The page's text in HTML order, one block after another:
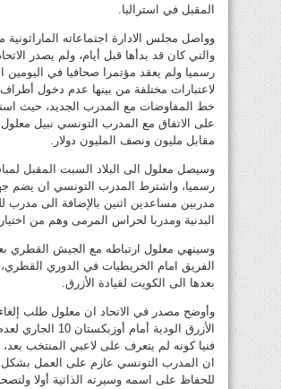
المقبل في استراليا.
وواصل مجلس الادارة اجتماعاته
والتي كان قد بدأها قبل أيام، ولم يصدر الاتحاد
رسميا ولم يعقد مؤتمرا صحافيا في اليومين
لاعتبارات مختلفة من بينها عدم دخول
خط المفاوضات مع المدرب الجديد، حيث
على الاتفاق مع المدرب التونسي نبيل
مقابل مليون ونصف المليون دولار.
وسيصل معلول الى البلاد السبت المقبل
رسميا، واشترط المدرب التونسي ان يضم
مدربين مساعدين اثنين بالإضافة الى مدرب
البدنية ومدربا لحراس المرمى وهم من
وسينهي معلول ارتباطه مع الجيش القطري
الفريق امام الخريطيات في الدوري القطري،
بعدها الى الكويت لقيادة الأزرق.
وأوضح مصدر في الاتحاد ان معلول طلب إلغاء
الأزرق الودية
فنيا كونه لم يتعرف على لاعبي المنتخب
ان المدرب التونسي عازم على العمل
للحفاظ على اسمه وسيرته الذاتية أولا